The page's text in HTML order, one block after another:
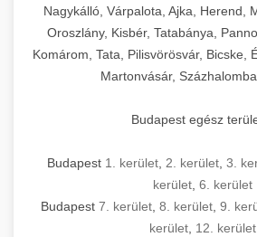
Nagykálló, Várpalota, Ajka, Herend,
Oroszlány, Kisbér, Tatabánya,
Komárom, Tata, Pilisvörösvár, Bicske,
Martonvásár,
Budapest egész
Budapest 1. kerület 2. kerület 3.
kerület 6. kerület
Budapest 7. kerület, 8. kerület, 9.
kerület 12. kerület